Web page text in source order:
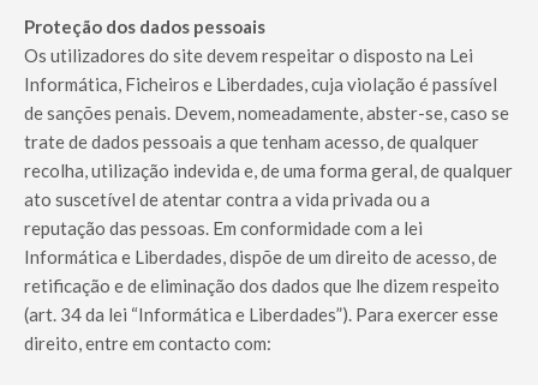
Proteção dos dados pessoais
Os utilizadores do site devem respeitar o disposto na Lei
Informática, Ficheiros e Liberdades, cuja violação é passível
de sanções penais. Devem, nomeadamente, abster-se, caso se
trate de dados pessoais a que tenham acesso, de qualquer
recolha, utilização indevida e, de uma forma geral, de qualquer
ato suscetível de atentar contra a vida privada ou a
reputação das pessoas. Em conformidade com a lei
Informática e Liberdades, dispõe de um direito de acesso, de
retificação e de eliminação dos dados que lhe dizem respeito
(art. 34 da lei “Informática e Liberdades”). Para exercer esse
direito, entre em contacto com: